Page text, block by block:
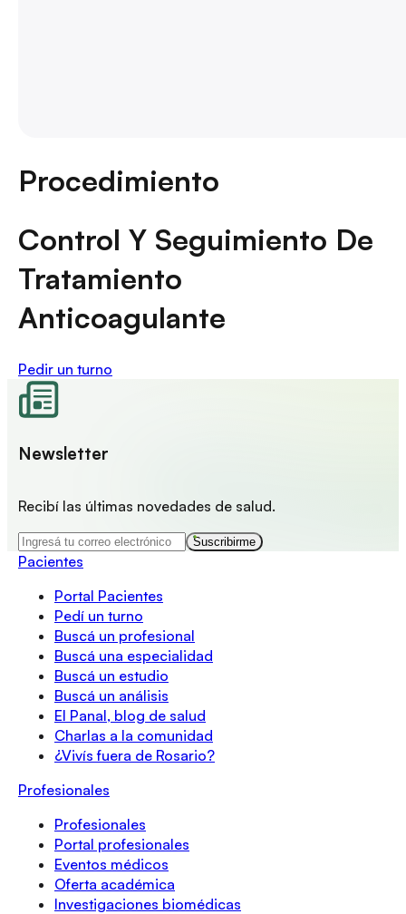
Procedimiento
Control Y Seguimiento De
Tratamiento
Anticoagulante
Pedir un turno
Newsletter
Recibí las últimas novedades de salud.
Suscribirme
Pacientes
Portal Pacientes
Pedí un turno
Buscá un profesional
Buscá una especialidad
Buscá un estudio
Buscá un análisis
El Panal, blog de salud
Charlas a la comunidad
¿Vivís fuera de Rosario?
Profesionales
Profesionales
Portal profesionales
Eventos médicos
Oferta académica
Investigaciones biomédicas